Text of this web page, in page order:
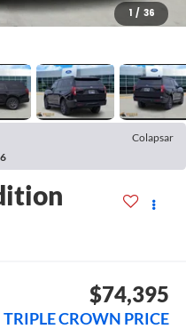
1 / 36
Colapsar
$74,395
TRIPLE CROWN PRICE